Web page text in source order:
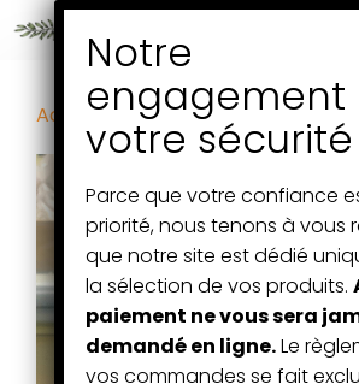
Aller
Accueil/ Fruits et Légumes/ 1
Parce que votre confiance
priorité, nous tenons à vous
que notre site est dédié
la sélection de vos produits.
paiement ne vous sera
demandé en ligne.Le
vos commandes se fait